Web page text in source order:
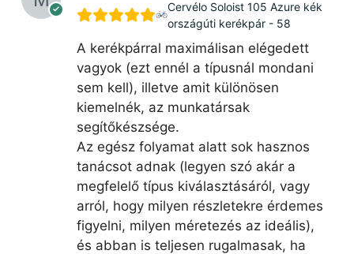
Cervélo Soloist 105 Azure kék
országúti kerékpár - 58
A kerékpárral maximálisan elégedett
vagyok (ezt ennél a típusnál mondani
sem kell), illetve amit különösen
kiemelnék, az munkatársak
segítőkészsége.
Az egész folyamat alatt sok hasznos
tanácsot adnak (legyen szó akár a
megfelelő típus kiválasztásáról, vagy
arról, hogy milyen részletekre érdemes
figyelni, milyen méretezés az ideális),
és abban is teljesen rugalmasak, ha